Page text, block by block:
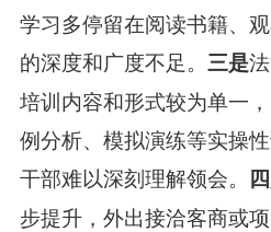
学习多停留在阅读书籍、
的深度和广度不足。 三是
培训内容和形式较为单一
例分析、模拟演练等实操
干部难以深刻理解领会。
步提升，外出接洽客商或